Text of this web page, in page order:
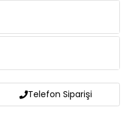
Telefon Siparişi